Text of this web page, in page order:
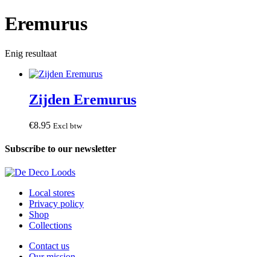
Eremurus
Enig resultaat
Zijden Eremurus
€8.95 Excl btw
Subscribe to our newsletter
Local stores
Privacy policy
Shop
Collections
Contact us